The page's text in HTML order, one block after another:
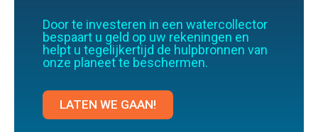
Door te investeren in een watercollector
bespaart u geld op uw rekeningen en
helpt u tegelijkertijd de hulpbronnen van
onze planeet te beschermen.
LATEN WE GAAN!